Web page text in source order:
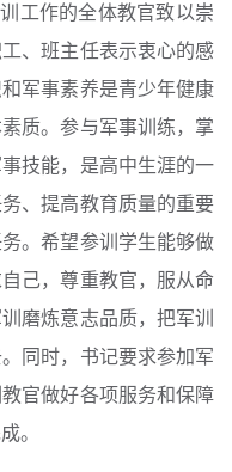
工作的全体教官致以崇
、班主任表示衷心的感
军事素养是青少年健康
质。参与军事训练，掌
技能，是高中生涯的一
、提高教育质量的重要
。希望参训学生能够做
己，尊重教官，服从命
磨炼意志品质，把军训
同时，书记要求参加军
官做好各项服务和保障
。